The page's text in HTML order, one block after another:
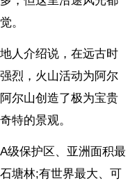
。
人介绍说，在远古时
烈，火山活动为阿尔
尔山创造了极为宝贵
特的景观。
级保护区、亚洲面积最
塘林;有世界最大、可